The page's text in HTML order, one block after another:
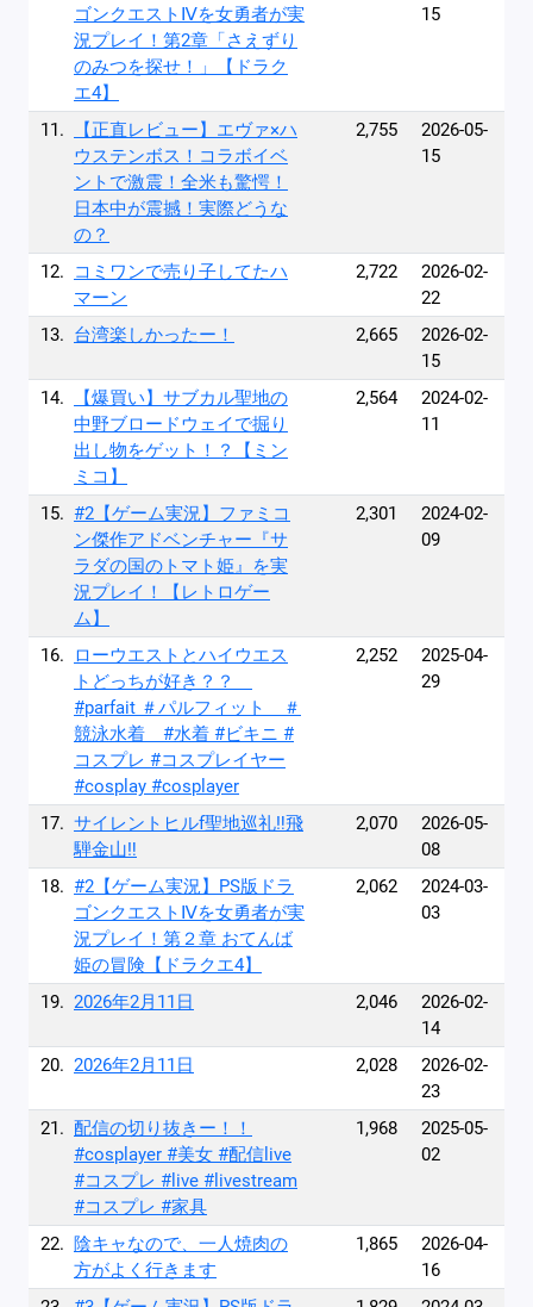
ゴンクエストⅣを女勇者が実
況プレイ！第2章「さえずり
のみつを探せ！」【ドラク
エ4】
15
11.
【正直レビュー】エヴァ×ハ
ウステンボス！コラボイベ
ントで激震！全米も驚愕！
日本中が震撼！実際どうな
の？
2,755
2026-05-
15
12.
コミワンで売り子してたハ
マーン
2,722
2026-02-
22
13. 台湾楽しかったー！ 2,665
2026-02-
15
14.
【爆買い】サブカル聖地の
中野ブロードウェイで掘り
出し物をゲット！？【ミン
ミコ】
2,564
2024-02-
11
15. #2【ゲーム実況】ファミコ
ン傑作アドベンチャー『サ
ラダの国のトマト姫』を実
況プレイ！【レトロゲー
ム】
2,301
2024-02-
09
16.
ローウエストとハイウエス
トどっちが好き？？
#parfait ＃パルフィット ＃
競泳水着 #水着 #ビキニ #
コスプレ #コスプレイヤー
#cosplay #cosplayer
2,252
2025-04-
29
17. サイレントヒルf聖地巡礼‼️飛
騨金山‼️
2,070
2026-05-
08
18. #2【ゲーム実況】PS版ドラ
ゴンクエストⅣを女勇者が実
況プレイ！第２章 おてんば
姫の冒険【ドラクエ4】
2,062
2024-03-
03
19. 2026年2月11日 2,046
2026-02-
14
20. 2026年2月11日 2,028
2026-02-
23
21. 配信の切り抜きー！！
#cosplayer #美女 #配信live
#コスプレ #live #livestream
#コスプレ #家具
1,968
2025-05-
02
22. 陰キャなので、一人焼肉の
方がよく行きます
1,865
2026-04-
16